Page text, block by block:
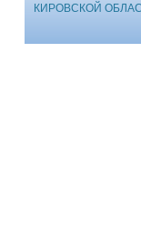
КИРОВСКОЙ